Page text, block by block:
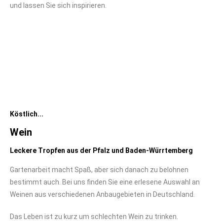
und lassen Sie sich inspirieren.
Köstlich...
Wein
Leckere Tropfen aus der Pfalz und Baden-Würrtemberg
Gartenarbeit macht Spaß, aber sich danach zu belohnen
bestimmt auch. Bei uns finden Sie eine erlesene Auswahl an
Weinen aus verschiedenen Anbaugebieten in Deutschland.
Das Leben ist zu kurz um schlechten Wein zu trinken.